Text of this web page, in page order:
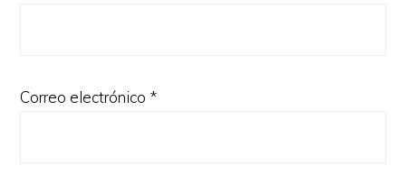
Correo electrónico *